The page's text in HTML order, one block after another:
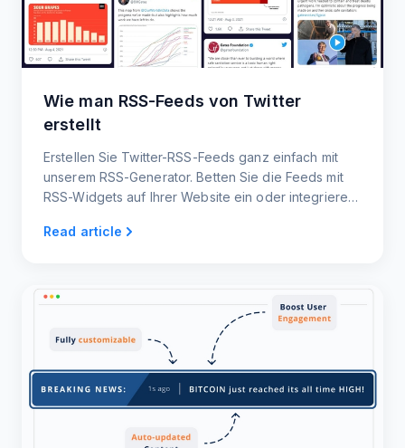
Wie man RSS-Feeds von Twitter
erstellt
Erstellen Sie Twitter-RSS-Feeds ganz einfach mit
unserem RSS-Generator. Betten Sie die Feeds mit
RSS-Widgets auf Ihrer Website ein oder integrieren
Read article